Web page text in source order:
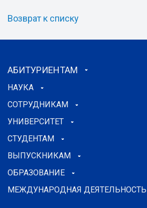
Возврат к списку
АБИТУРИЕНТАМ
НАУКА
СОТРУДНИКАМ
УНИВЕРСИТЕТ
СТУДЕНТАМ
ВЫПУСКНИКАМ
ОБРАЗОВАНИЕ
МЕЖДУНАРОДНАЯ ДЕЯТЕЛЬНОСТЬ